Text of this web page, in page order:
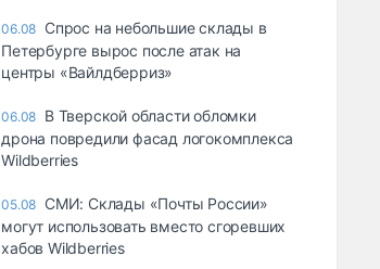
06.08 Спрос на небольшие склады в
Петербурге вырос после атак на
центры «Вайлдберриз»
06.08 В Тверской области обломки
дрона повредили фасад логокомплекса
Wildberries
05.08 СМИ: Склады «Почты России»
могут использовать вместо сгоревших
хабов Wildberries